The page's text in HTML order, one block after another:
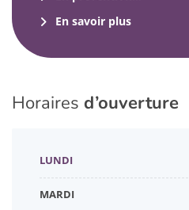
En savoir plus
Horaires d’ouverture
LUNDI
MARDI